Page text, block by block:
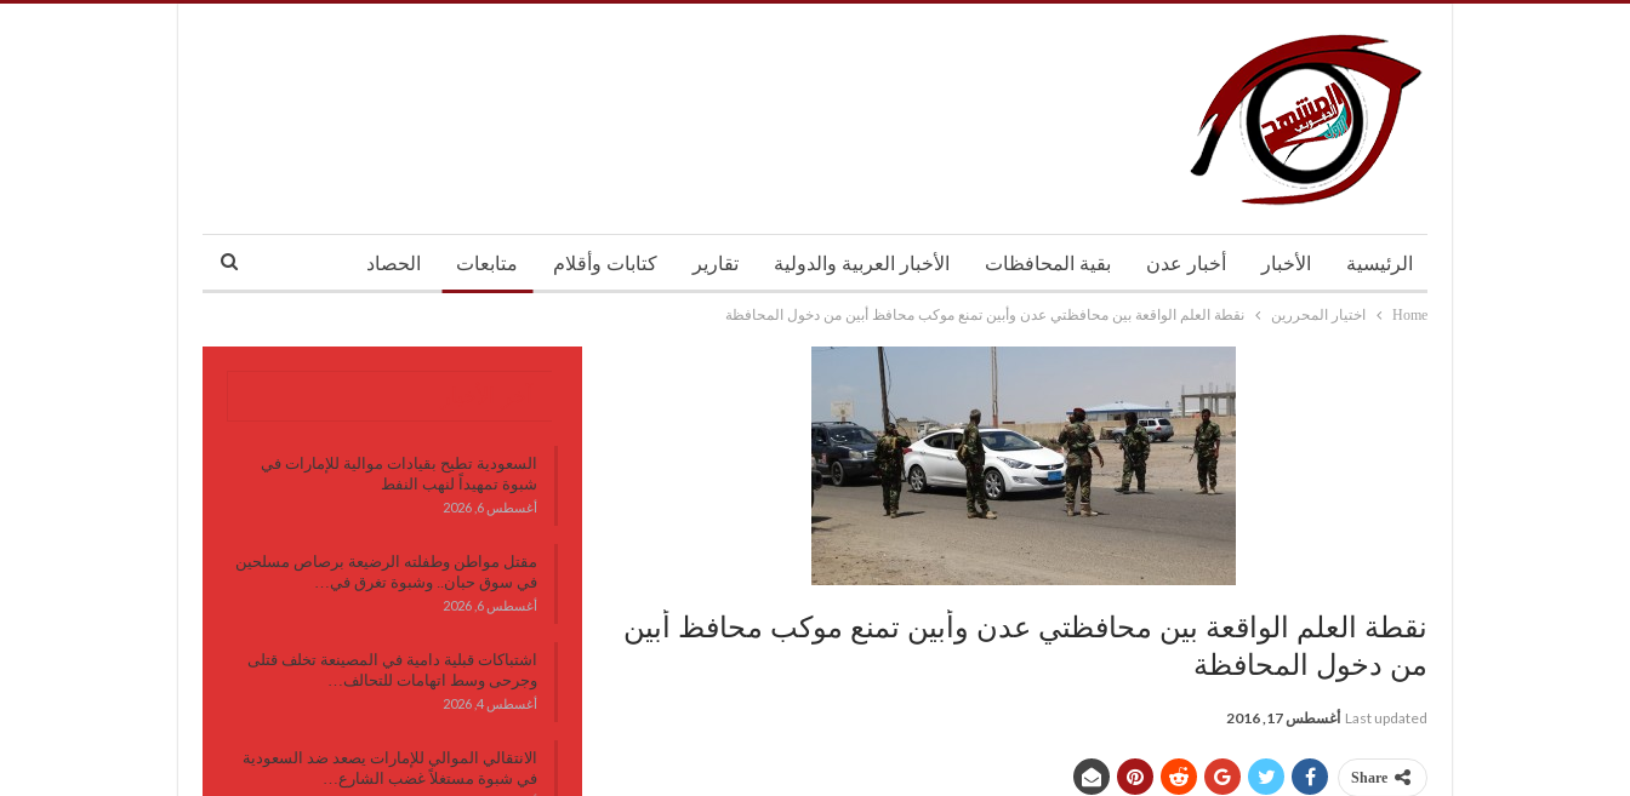
الرئيسية الأخبار أخبار عدن بقية المحافظات الأخبار العربية والدولية تقارير كتابات وأقلام متابعات الحصاد
Home اختيار المحررين نقطة العلم الواقعة بين محافظتي عدن وأبين تمنع موكب محافظ أبين من دخول المحافظة
نقطة العلم الواقعة بين محافظتي عدن وأبين تمنع موكب محافظ أبين
من دخول المحافظة
Last updated أغسطس 17, 2016
Share
السعودية تطيح بقيادات موالية للإمارات في
شبوة تمهيداً لنهب النفط
أغسطس 6, 2026
مقتل مواطن وطفلته الرضيعة برصاص مسلحين
في سوق حبان.. وشبوة تغرق في…
أغسطس 6, 2026
اشتباكات قبلية دامية في المصينعة تخلف قتلى
وجرحى وسط اتهامات للتحالف…
أغسطس 4, 2026
الانتقالي الموالي للإمارات يصعد ضد السعودية
في شبوة مستغلاً غضب الشارع…